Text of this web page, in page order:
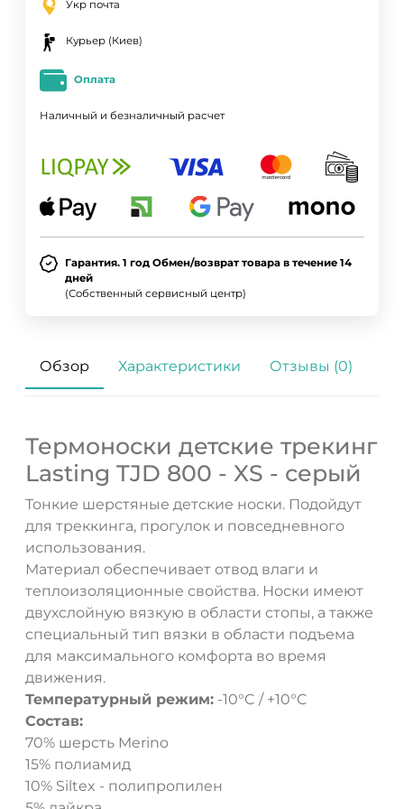
Укр почта
Курьер (Киев)
Оплата
Наличный и безналичный расчет
Гарантия. 1 год Обмен/возврат товара в течение 14
дней
(Собственный сервисный центр)
Обзор Характеристики Отзывы (0)
Термоноски детские трекинг
Lasting TJD 800 - XS - серый
Тонкие шерстяные детские носки. Подойдут
для треккинга, прогулок и повседневного
использования.
Материал обеспечивает отвод влаги и
теплоизоляционные свойства. Носки имеют
двухслойную вязкую в области стопы, а также
специальный тип вязки в области подъема
для максимального комфорта во время
движения.
Температурный режим: -10°C / +10°C
Состав:
70% шерсть Merino
15% полиамид
10% Siltex - полипропилен